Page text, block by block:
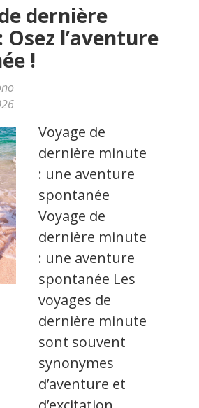
dernière
l’aventure
!
Voyage de
dernière minute
: une aventure
spontanée
Voyage de
dernière minute
: une aventure
spontanée Les
voyages de
dernière minute
sont souvent
synonymes
d’aventure et